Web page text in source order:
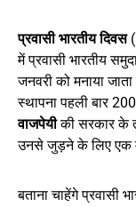
प्रवासी भारतीय दिवस
में प्रवासी भारतीय
जनवरी को मनाया
स्थापना पहली बार
वाजपेयीकी सरकार के
उनसे जुड़ने के लिए एक
बताना चाहेंगे प्रवासी